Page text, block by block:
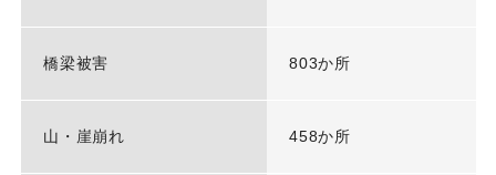
橋梁被害 803か所
山・崖崩れ 458か所